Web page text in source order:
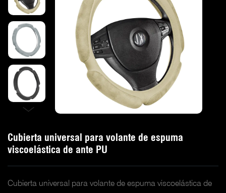
Cubierta universal para volante de espuma
viscoelástica de ante PU
Cubierta universal para volante de espuma viscoelástica de